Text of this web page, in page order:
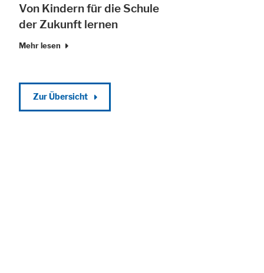
Von Kindern für die Schule
der Zukunft lernen
Mehr lesen
Zur Übersicht